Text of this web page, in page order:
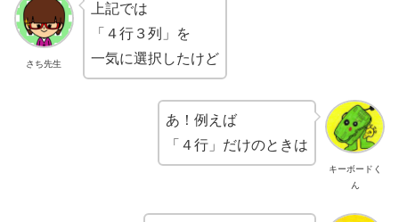
さち先生
上記では
「４行３列」を
一気に選択したけど
キーボードく
ん
あ！例えば
「４行」だけのときは